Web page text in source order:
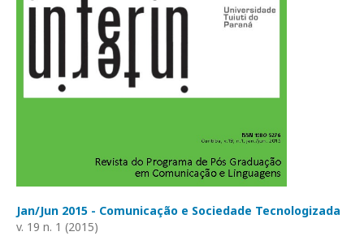
Jan/Jun 2015 - Comunicação e Sociedade Tecnologizada
v. 19 n. 1 (2015)